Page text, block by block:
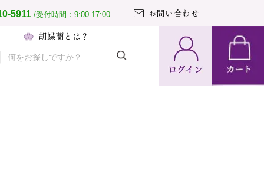
5911 /受付時間：9:00-17:00
お問い合わせ
胡蝶蘭とは？